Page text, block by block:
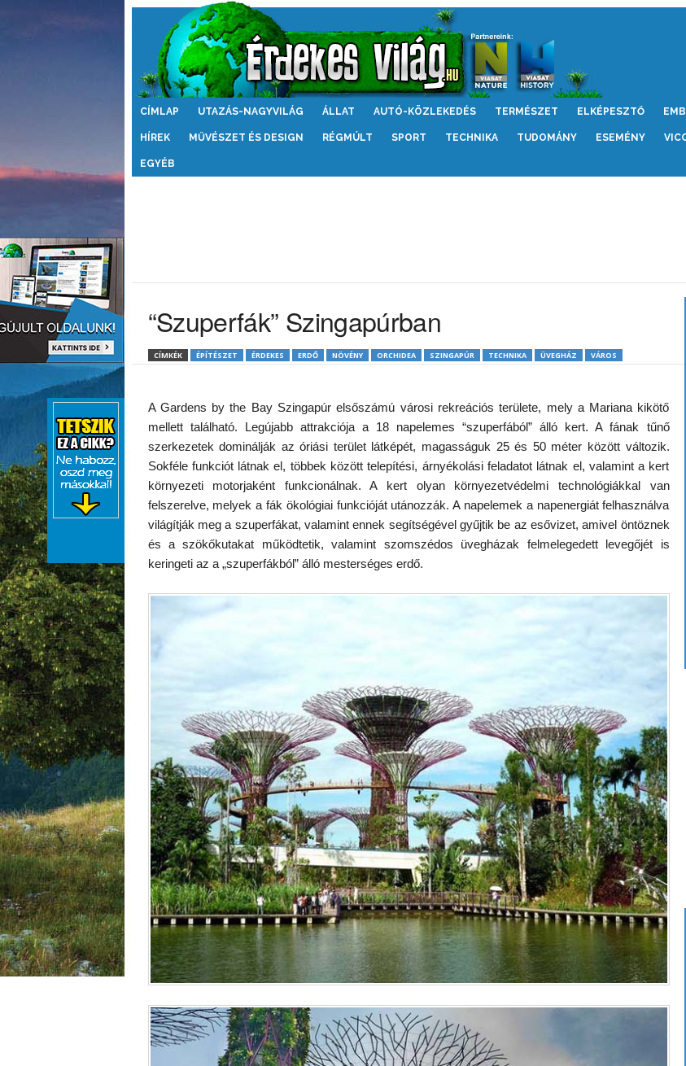
Érdekes
CÍMLAP UTAZÁS-NAGYVILÁG ÁLLAT AUTÓ-KÖZLEKEDÉS TERMÉSZET ELKÉPESZTŐ
HÍREK MŰVÉSZET ÉS DESIGN RÉGMÚLT SPORT TECHNIKA TUDOMÁNY ESEMÉNY
EGYÉB
“Szuperfák” Szingapúrban
CÍMKÉK ÉPÍTÉSZET ÉRDEKES ERDŐ NÖVÉNY ORCHIDEA SZINGAPÚR TECHNIKA ÜVEGHÁZ VÁROS
A Gardens by the Bay Szingapúr elsőszámú városi rekreációs területe, mely a Mariana kikötő
mellett található. Legújabb attrakciója a 18 napelemes “szuperfából” álló kert. A fának tűnő
szerkezetek dominálják az óriási terület látképét, magasságuk 25 és 50 méter között változik.
Sokféle funkciót látnak el, többek között telepítési, árnyékolási feladatot látnak el, valamint a kert
környezeti motorjaként funkcionálnak. A kert olyan környezetvédelmi technológiákkal van
felszerelve, melyek a fák ökológiai funkcióját utánozzák. A napelemek a napenergiát felhasználva
világítják meg a szuperfákat, valamint ennek segítségével gyűjtik be az esővizet, amivel öntöznek
és a szökőkutakat működtetik, valamint szomszédos üvegházak felmelegedett levegőjét is
keringeti az a „szuperfákból” álló mesterséges erdő.